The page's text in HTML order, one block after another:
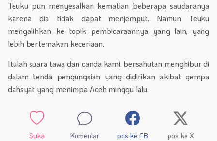
Teuku pun menyesalkan kematian beberapa saudaranya
karena dia tidak dapat menjemput. Namun Teuku
mengalihkan ke topik pembicaraannya yang lain, yang
lebih bertemakan keceriaan.
Itulah suara tawa dan canda kami, bersahutan menghibur di
dalam tenda pengungsian yang didirikan akibat gempa
dahsyat yang menimpa Aceh minggu lalu.
Suka Komentar pos ke FB pos ke X